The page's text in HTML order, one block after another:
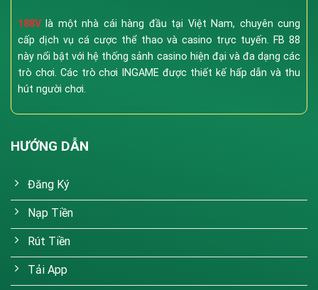
188V là một nhà cái hàng đầu tại Việt Nam, chuyên cung
cấp dịch vụ cá cược thể thao và casino trực tuyến. FB 88
này nổi bật với hệ thống sảnh casino hiện đại và đa dạng các
trò chơi. Các trò chơi INGAME được thiết kế hấp dẫn và thu
hút người chơi.
HƯỚNG DẪN
Đăng Ký
Nạp Tiền
Rút Tiền
Tải App